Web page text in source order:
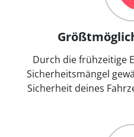
Durch die frühzeitige
Sicherheitsmängel
Sicherheit deines